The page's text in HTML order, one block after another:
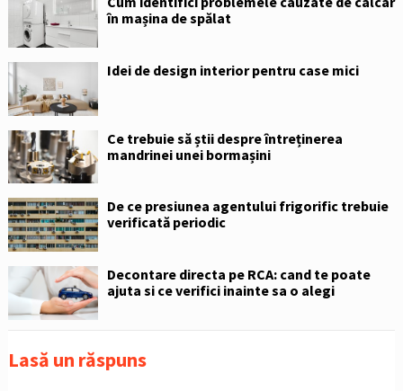
în mașina de spălat
Idei de design interior pentru case mici
Ce trebuie să știi despre întreținerea
mandrinei unei bormașini
De ce presiunea agentului frigorific trebuie
verificată periodic
Decontare directa pe RCA: cand te poate
ajuta si ce verifici inainte sa o alegi
Lasă un răspuns